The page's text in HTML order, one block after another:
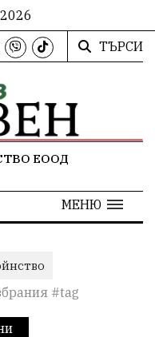
ТЪРСИ
ЕООД
МЕНЮ
#tag